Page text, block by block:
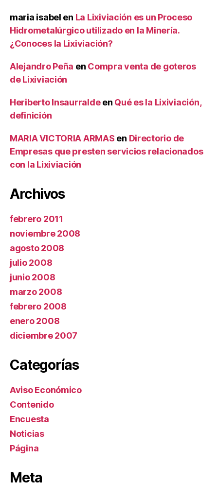
maria isabel en La Lixiviación es un Proceso
Hidrometalúrgico utilizado en la Minería.
¿Conoces la Lixiviación?
Alejandro Peña en Compra venta de goteros
de Lixiviación
Heriberto Insaurraldeen Qué es la Lixiviación,
definición
MARIA VICTORIA ARMAS en Directorio de
Empresas que presten servicios relacionados
con la Lixiviación
Archivos
febrero 2011
noviembre 2008
agosto 2008
julio 2008
junio 2008
marzo 2008
febrero 2008
enero 2008
diciembre 2007
Categorías
Aviso Económico
Contenido
Encuesta
Noticias
Página
Meta